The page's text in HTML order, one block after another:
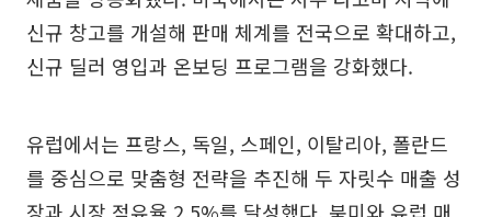
신규 창고를 개설해 판매 체계를 전국으로 확대하고,
신규 딜러 영입과 온보딩 프로그램을 강화했다.
유럽에서는 프랑스, 독일, 스페인, 이탈리아, 폴란드
를 중심으로 맞춤형 전략을 추진해 두 자릿수 매출 성